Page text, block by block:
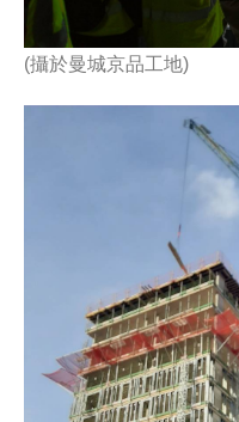
(攝於曼城京品工地)